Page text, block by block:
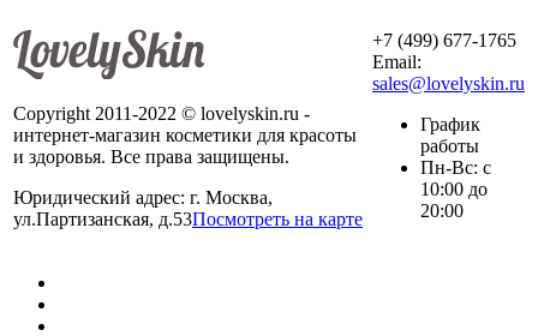
Copyright 2011-2022 © lovelyskin.ru -
интернет-магазин косметики для красоты
и здоровья. Все права защищены.
Юридический адрес: г. Москва,
ул.Партизанская, д.53Посмотреть на карте
+7 (499) 677-1765
Email:
sales@lovelyskin.ru
График
работы
Пн-Вс: с
10:00 до
20:00